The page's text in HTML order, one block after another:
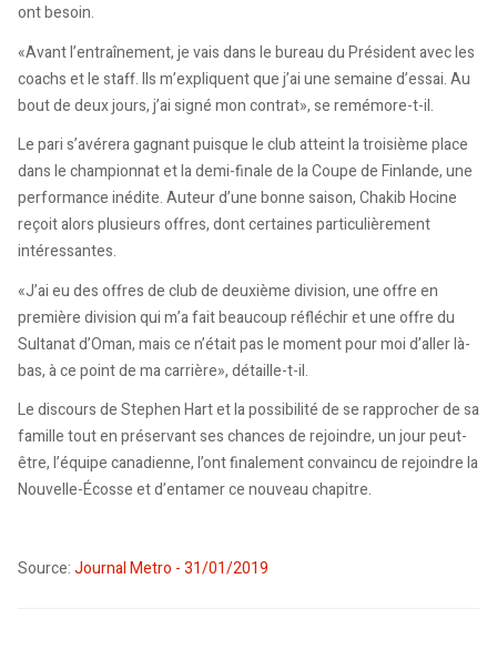
ont besoin.
«Avant l’entraînement, je vais dans le bureau du Président avec les
coachs et le staff. Ils m’expliquent que j’ai une semaine d’essai. Au
bout de deux jours, j’ai signé mon contrat», se remémore-t-il.
Le pari s’avérera gagnant puisque le club atteint la troisième place
dans le championnat et la demi-finale de la Coupe de Finlande, une
performance inédite. Auteur d’une bonne saison, Chakib Hocine
reçoit alors plusieurs offres, dont certaines particulièrement
intéressantes.
«J’ai eu des offres de club de deuxième division, une offre en
première division qui m’a fait beaucoup réfléchir et une offre du
Sultanat d’Oman, mais ce n’était pas le moment pour moi d’aller là-
bas, à ce point de ma carrière», détaille-t-il.
Le discours de Stephen Hart et la possibilité de se rapprocher de sa
famille tout en préservant ses chances de rejoindre, un jour peut-
être, l’équipe canadienne, l’ont finalement convaincu de rejoindre la
Nouvelle-Écosse et d’entamer ce nouveau chapitre.
Source:Journal Metro - 31/01/2019